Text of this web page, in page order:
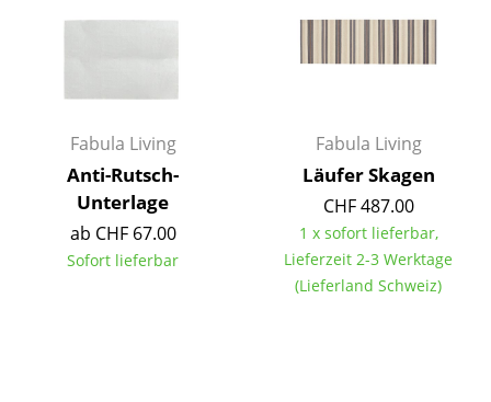
Sekretäre & PC-Tische
Konferenztische
Stehtische & Stehpulte
Kindertische
Gartentische
Fabula Living
Anti-Rutsch-
Unterlage
ab CHF 67.00
Sofort lieferbar
Fabula Living
Läufer Skagen
CHF 487.00
1 x sofort lieferbar,
Lieferzeit 2-3 Werktage
(Lieferland Schweiz)